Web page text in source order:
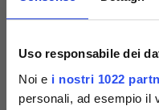
Uso responsabile dei
Noi e i nostri 1022
personali, ad esempio il
CodiceTS30-D
inoculo bustine da 20
Anse per inoculazione da 5 μl,
flessibili, sterili irradiate,
colore rosso. In bustine da 20